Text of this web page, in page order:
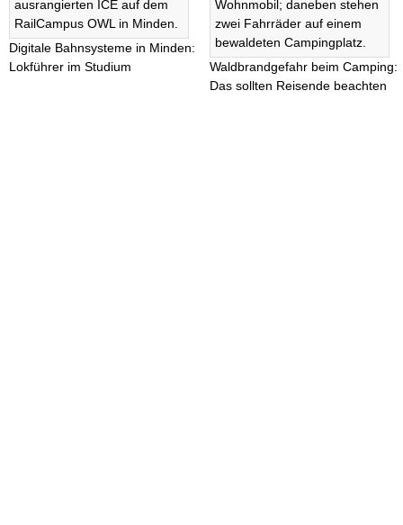
Digitale Bahnsysteme in Minden:
Lokführer im Studium
Waldbrandgefahr beim Camping:
Das sollten Reisende beachten